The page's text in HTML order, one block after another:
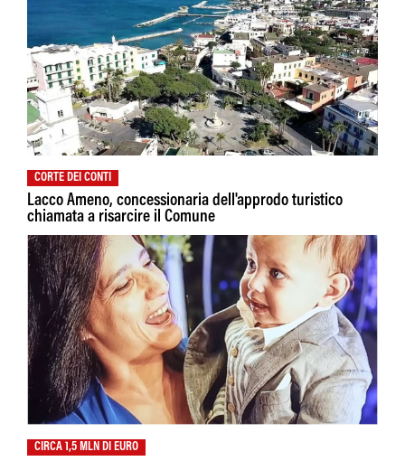
CORTE DEI CONTI
Lacco Ameno, concessionaria dell'approdo turistico
chiamata a risarcire il Comune
CIRCA 1,5 MLN DI EURO